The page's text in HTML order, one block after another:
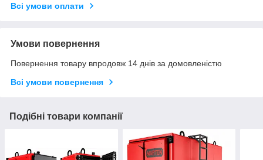
Всі умови оплати
Умови повернення
Повернення товару впродовж 14 днів за домовленістю
Всі умови повернення
Подібні товари компанії